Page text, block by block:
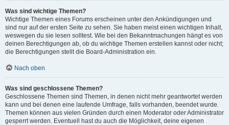
Was sind wichtige Themen?
Wichtige Themen eines Forums erscheinen unter den Ankündigungen und
sind nur auf der ersten Seite zu sehen. Sie haben meist einen wichtigen Inhalt,
weswegen du sie lesen solltest. Wie bei den Bekanntmachungen hängt es von
deinen Berechtigungen ab, ob du wichtige Themen erstellen kannst oder nicht;
die Berechtigungen stellt die Board-Administration ein.
Nach oben
Was sind geschlossene Themen?
Geschlossene Themen sind Themen, in denen nicht mehr geantwortet werden
kann und bei denen eine laufende Umfrage, falls vorhanden, beendet wurde.
Themen können aus vielen Gründen durch einen Moderator oder Administrator
gesperrt werden. Eventuell hast du auch die Möglichkeit, deine eigenen